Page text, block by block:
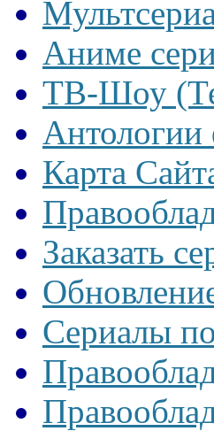
Аниме
ТВ-Шоу
Карта
Заказать
Сериалы